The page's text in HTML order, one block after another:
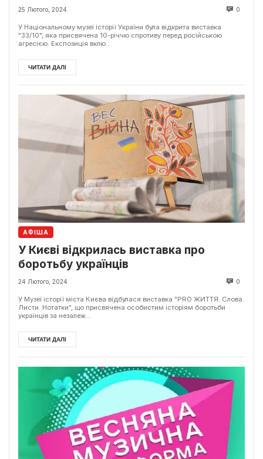
25 Лютого, 2024 0
У Національному музеї історії України була відкрита виставка
"33/10", яка присвячена 10-річчю спротиву перед російською
агресією. Експозиція вклю...
ЧИТАТИ ДАЛІ
АФІША
У Києві відкрилась виставка про
боротьбу українців
24 Лютого, 2024 0
У Музеї історії міста Києва відбулася виставка "PRO ЖИТТЯ. Слова.
Листи. Нотатки", що присвячена особистим історіям боротьби
українців за незалеж...
ЧИТАТИ ДАЛІ